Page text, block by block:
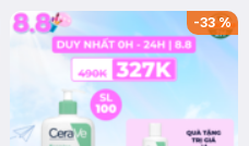
-33%